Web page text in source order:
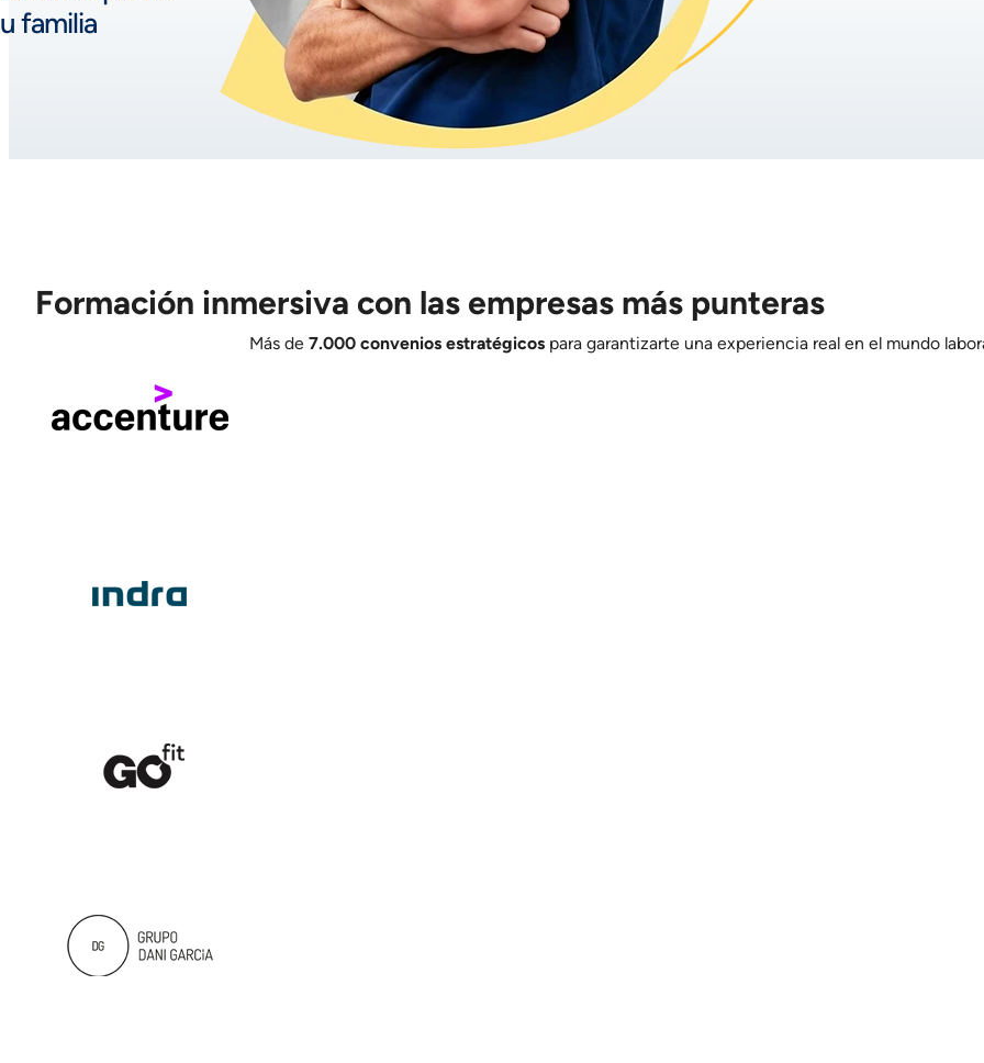
familia
Formación inmersiva con las empresas más punteras
Más de 7.000 convenios estratégicos para garantizarte una experiencia real en el mundo